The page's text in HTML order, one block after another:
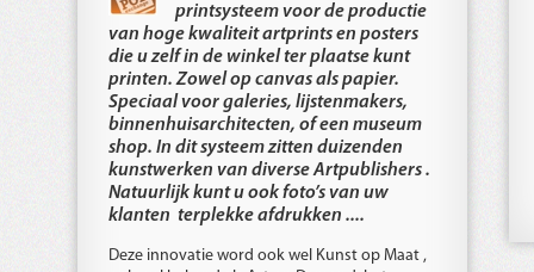
printsysteem voor de productie
van hoge kwaliteit artprints en posters
die u zelf in de winkel ter plaatse kunt
printen. Zowel op canvas als papier.
Speciaal voor galeries, lijstenmakers,
binnenhuisarchitecten, of een museum
shop. In dit systeem zitten duizenden
kunstwerken van diverse Artpublishers .
Natuurlijk kunt u ook foto’s van uw
klanten terplekke afdrukken ....
Deze innovatie word ook wel Kunst op Maat ,